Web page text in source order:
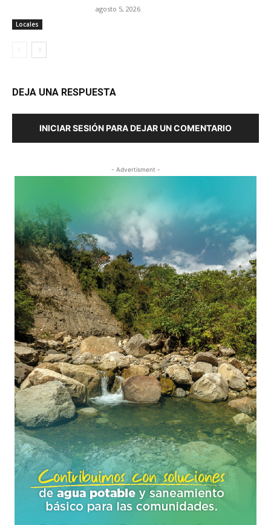
Locales
agosto 5, 2026
DEJA UNA RESPUESTA
INICIAR SESIÓN PARA DEJAR UN COMENTARIO
- Advertisment -